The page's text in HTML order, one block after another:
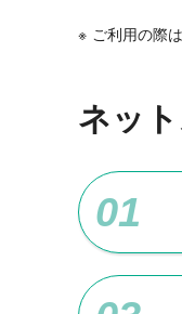
ご利用の際は
ネッ